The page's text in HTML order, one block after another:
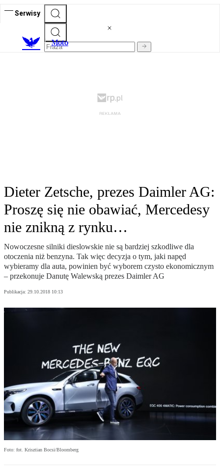
Serwisy
Moto
Dieter Zetsche, prezes Daimler AG:
Proszę się nie obawiać, Mercedesy
nie znikną z rynku…
Nowoczesne silniki dieslowskie nie są bardziej szkodliwe dla
otoczenia niż benzyna. Tak więc decyzja o tym, jaki napęd
wybieramy dla auta, powinien być wyborem czysto ekonomicznym
– przekonuje Danutę Walewską prezes Daimler AG
Publikacja: 29.10.2018 10:13
Foto: fot. Krisztian Bocsi/Bloomberg